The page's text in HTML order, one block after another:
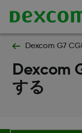
Dexcom G7
Dexcom
する